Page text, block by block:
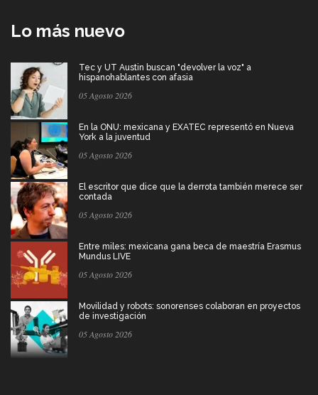
Lo más nuevo
Tec y UT Austin buscan "devolver la voz" a
hispanohablantes con afasia
05 Agosto 2026
En la ONU: mexicana y EXATEC representó en Nueva
York a la juventud
05 Agosto 2026
El escritor que dice que la derrota también merece ser
contada
05 Agosto 2026
Entre miles: mexicana gana beca de maestría Erasmus
Mundus LIVE
05 Agosto 2026
Movilidad y robots: sonorenses colaboran en proyectos
de investigación
05 Agosto 2026